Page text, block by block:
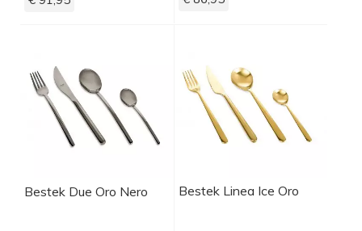
Bestek Due Oro Nero Bestek Linea Ice Oro